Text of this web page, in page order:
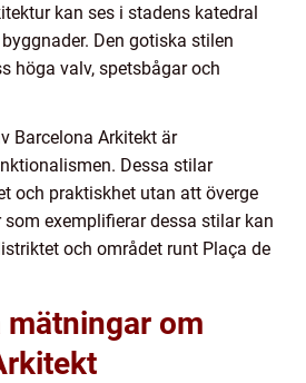
kan ses i stadens katedral
Den gotiska stilen
höga valv, spetsbågar och
Barcelona Arkitekt är
Dessa stilar
och praktiskhet utan att överge
exemplifierar dessa stilar kan
och området runt Plaça de
om